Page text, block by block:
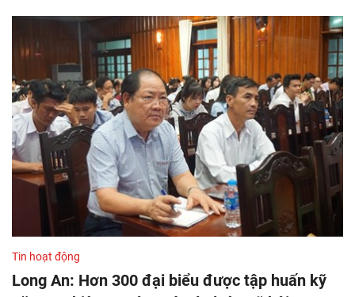
Tin hoạt động
Long An: Hơn 300 đại biểu được tập huấn kỹ